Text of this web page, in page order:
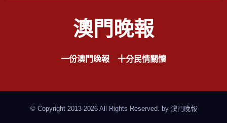
澳門晚報
一份澳門晚報 十分民情關懷
© Copyright 2013-2026 All Rights Reserved. by 澳門晚報